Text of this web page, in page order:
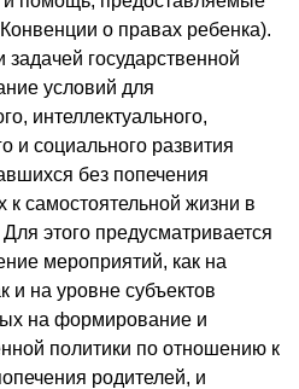
о правах ребенка).
государственной
условий для
интеллектуального,
и социального развития
без попечения
к самостоятельной жизни в
этого предусматривается
мероприятий, как на
и на уровне субъектов
на формирование и
политики по отношению к
родителей, и